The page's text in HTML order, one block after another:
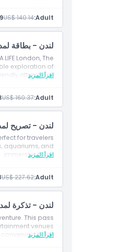
Adult:
US$ 140.14
لندن - بطاقة لمدة ٥
London, The
exploration of
attractions.
اقرأ المزيد
Adult:
US$ 160.37
لندن - تصريح لمدة 6
for travelers
aquariums, and
immersive tours.
اقرأ المزيد
Adult:
US$ 227.62
لندن - تذكرة لمدة 7
This pass
venues
convenient ticket.
اقرأ المزيد